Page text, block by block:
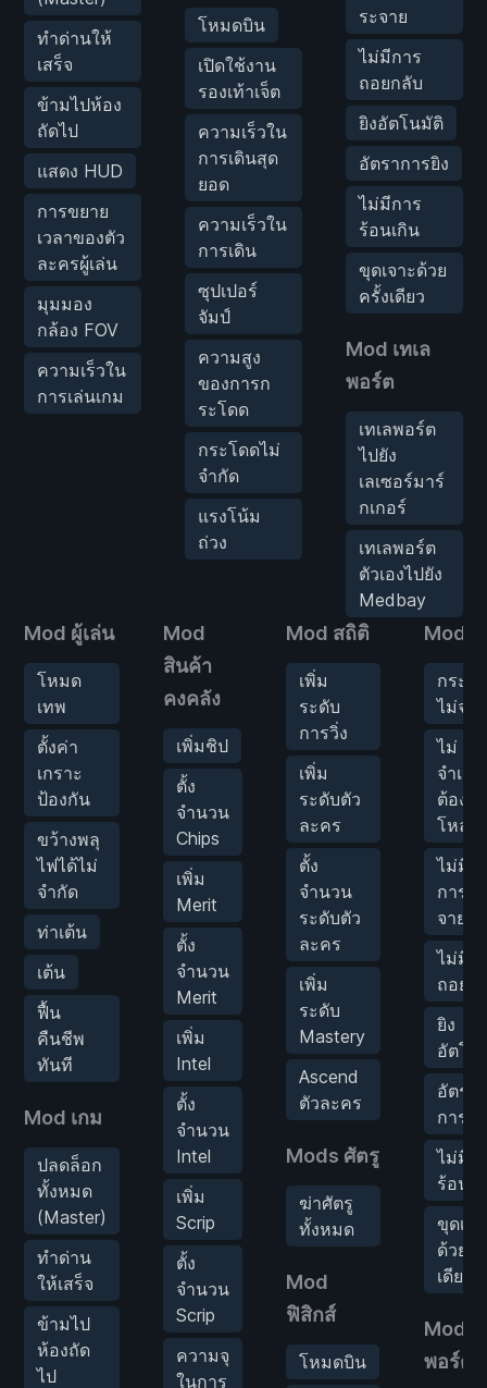
ทำด่านให้
เสร็จ
ข้ามไปห้อง
ถัดไป
แสดง HUD
การขยาย
เวลาของตัว
ละครผู้เล่น
มุมมอง
กล้อง FOV
ความเร็วใน
การเล่นเกม
โหมดบิน
เปิดใช้งาน
รองเท้าเจ็ต
ความเร็วใน
การเดินสุด
ยอด
ความเร็วใน
การเดิน
ซุปเปอร์
จัมป์
ความสูง
ของการก
ระโดด
กระโดดไม่
จำกัด
แรงโน้ม
ถ่วง
ระจาย
ไม่มีการ
ถอยกลับ
ยิงอัตโนมัติ
อัตราการยิง
ไม่มีการ
ร้อนเกิน
ขุดเจาะด้วย
ครั้งเดียว
Mod เทเล
พอร์ต
เทเลพอร์ต
ไปยัง
เลเซอร์มาร์
กเกอร์
เทเลพอร์ต
ตัวเองไปยัง
Medbay
Mod ผู้เล่น
โหมด
เทพ
ตั้งค่า
เกราะ
ป้องกัน
ขว้างพลุ
ไฟได้ไม่
จำกัด
ท่าเต้น
เต้น
ฟื้น
คืนชีพ
ทันที
Mod เกม
ปลดล็อก
ทั้งหมด
(Master)
ทำด่าน
ให้เสร็จ
ข้ามไป
ห้องถัด
ไป
Mod
สินค้า
คงคลัง
เพิ่มชิป
ตั้ง
จำนวน
Chips
เพิ่ม
Merit
ตั้ง
จำนวน
Merit
เพิ่ม
Intel
ตั้ง
จำนวน
Intel
เพิ่ม
Scrip
ตั้ง
จำนวน
Scrip
ความจุ
ในการ
Mod สถิติ
เพิ่ม
ระดับ
การวิ่ง
เพิ่ม
ระดับตัว
ละคร
ตั้ง
จำนวน
ระดับตัว
ละคร
เพิ่ม
ระดับ
Mastery
Ascend
ตัวละคร
Mods ศัตรู
ฆ่าศัตรู
ทั้งหมด
Mod
ฟิสิกส์
โหมดบิน
Mod อ
กระสุ
ไม่จำ
ไม่
จำเป็น
ต้อง
โหลด
ไม่มี
การก
จาย
ไม่มีก
ถอยก
ยิง
อัตโน
อัตรา
การยิง
ไม่มีก
ร้อนเ
ขุดเจ
ด้วยค
เดียว
Mod เ
พอร์ต